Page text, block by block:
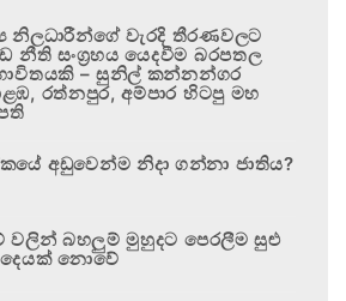
නිලධාරීන්ගේ වැරදි තීරණවලට
නීති සංග්‍රහය යෙදවීම බරපතල
– සුනිල් කන්නන්ගර
රත්නපුර, අම්පාර හිටපු මහ
අඩුවෙන්ම නිදා ගන්නා ජාතිය?
වලින් බහලුම් මුහුදට පෙරලීම සුළු
නොවේ